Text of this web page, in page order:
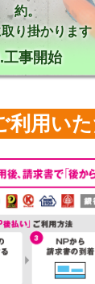
約。
り掛かります
工事開始
利用い